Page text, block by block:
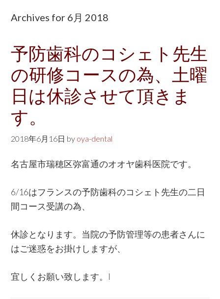
i
w
b
s
i
t
Archives for 6月 2018
予防歯科のコシェト先生
の研修コースの為、土曜
日は休診させて頂きま
す。
2018年6月16日 by oya-dental
名古屋市瑞穂区弥富通のオオヤ歯科医院です。
6/16はフランスの予防歯科のコシェト先生の二日
間コース受講の為、
休診となります。当院の予防管理等の患者さんに
はご迷惑をお掛けしますが、
宜しくお願い致します。l